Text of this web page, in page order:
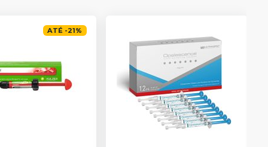
ATÉ -21%